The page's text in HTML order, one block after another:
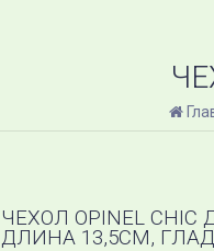
ЧЕХОЛ OPINEL
ДЛИНА 13,5СМ,